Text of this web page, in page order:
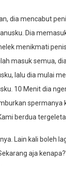
dia mencabut
Dia
menikmati
masuk semua,
lalu dia mulai
10 Menit dia
spermanya
berdua
Lain kali boleh
aja